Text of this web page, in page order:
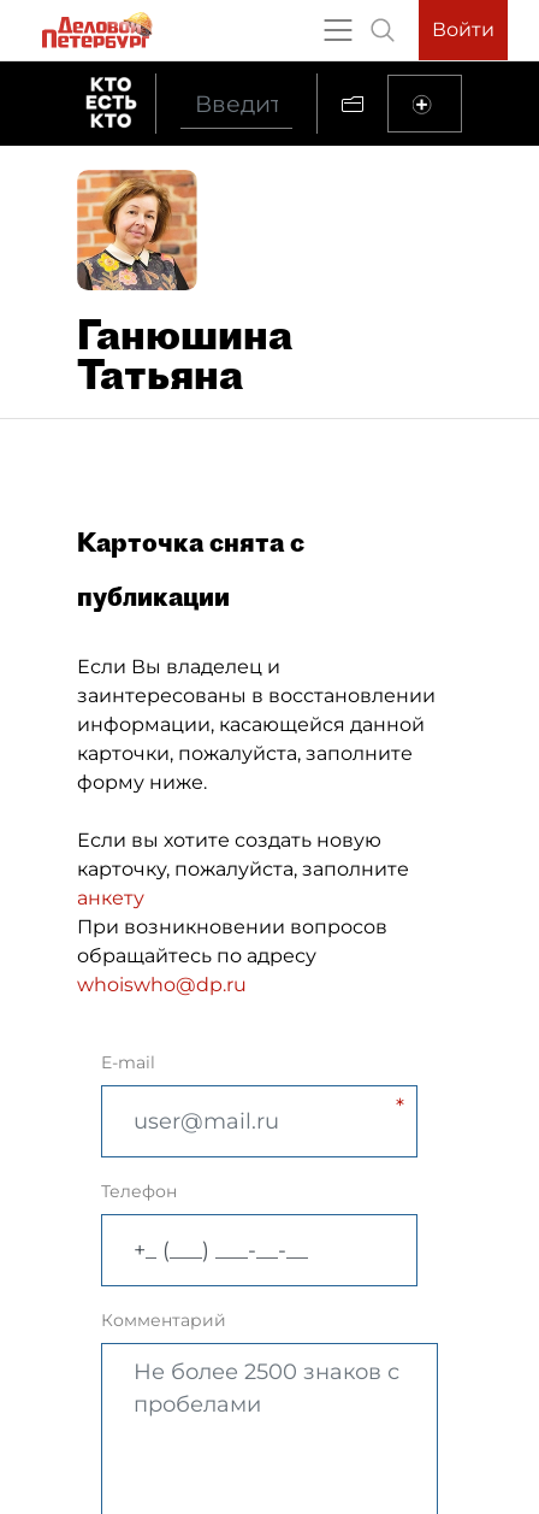
Войти
Ганюшина
Татьяна
Карточка снята с
публикации
Если Вы владелец и
заинтересованы в восстановлении
информации, касающейся данной
карточки, пожалуйста, заполните
форму ниже.
Если вы хотите создать новую
карточку, пожалуйста, заполните
анкету
При возникновении вопросов
обращайтесь по адресу
whoiswho@dp.ru
E-mail
Телефон
Комментарий